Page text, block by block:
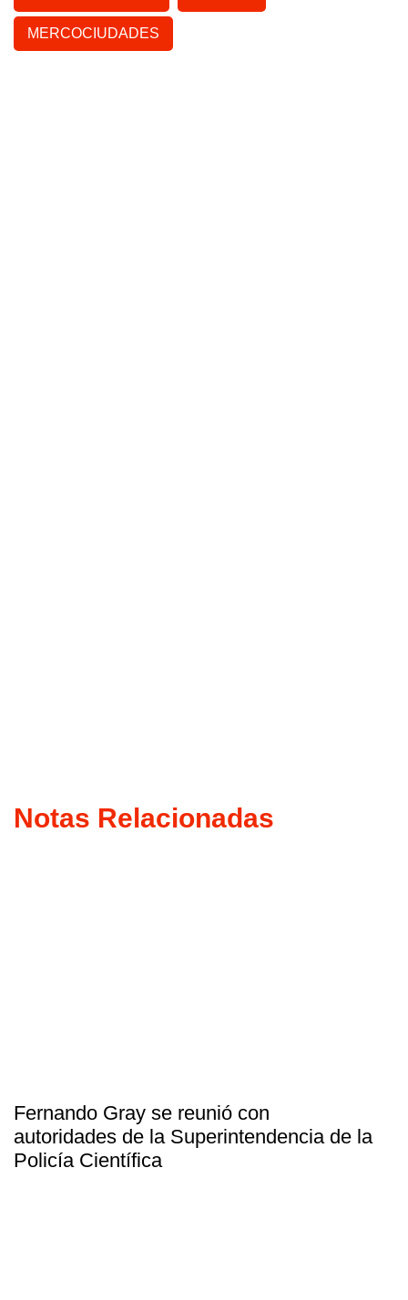
MERCOCIUDADES
Notas Relacionadas
Fernando Gray se reunió con
autoridades de la Superintendencia de la
Policía Científica